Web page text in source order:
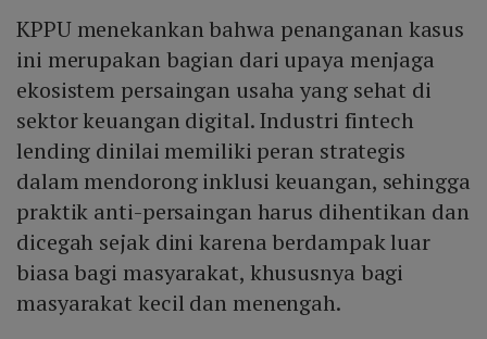
KPPU menekankan bahwa penanganan kasus
ini merupakan bagian dari upaya menjaga
ekosistem persaingan usaha yang sehat di
sektor keuangan digital. Industri fintech
lending dinilai memiliki peran strategis
dalam mendorong inklusi keuangan, sehingga
praktik anti-persaingan harus dihentikan dan
dicegah sejak dini karena berdampak luar
biasa bagi masyarakat, khususnya bagi
masyarakat kecil dan menengah.